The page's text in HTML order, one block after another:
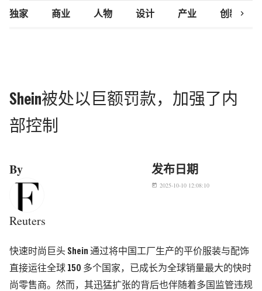
独家 商业 人物 设计 产业 创新研究
chevron_right
Shein被处以巨额罚款，加强了内
部控制
By
Reuters
发布日期
today 2025-10-10 12:08:10
快速时尚巨头 Shein 通过将中国工厂生产的平价服装与配饰
直接运往全球 150 多个国家，已成长为全球销量最大的快时
尚零售商。然而，其迅猛扩张的背后也伴随着多国监管违规